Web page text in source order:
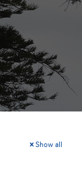
Show all